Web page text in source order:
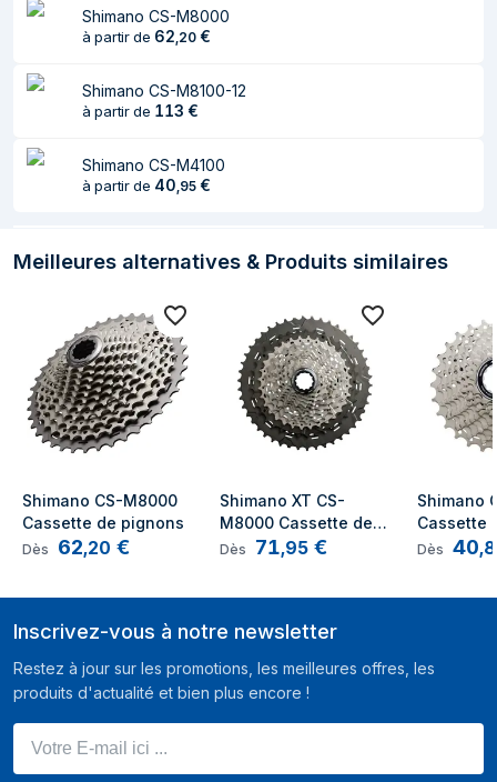
Shimano CS-M8000
à partir de 62 20 €
Shimano CS-M8100-12
à partir de 113 €
Shimano CS-M4100
à partir de 40 95 €
Meilleures alternatives & Produits similaires
Shimano CS-M8000
Cassette de pignons
Dès 62,20 €
Shimano XT CS-
M8000 Cassette de
pignons
Dès 71,95 €
Shimano
Cassette
Dès 40,
Inscrivez-vous à notre newsletter
Restez à jour sur les promotions, les meilleures offres, les
produits d'actualité et bien plus encore !